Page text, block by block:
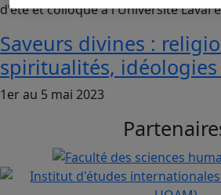
d'été et colloque à l'Université Laval
Saveurs divines :
spiritualités,
1er au 5 mai 2023